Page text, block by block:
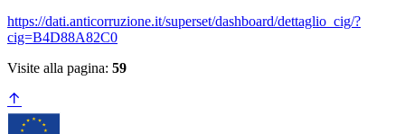
https://dati.anticorruzione.it/superset/dashboard/dettaglio_cig/?
cig=B4D88A82C0
Visite alla pagina: 59